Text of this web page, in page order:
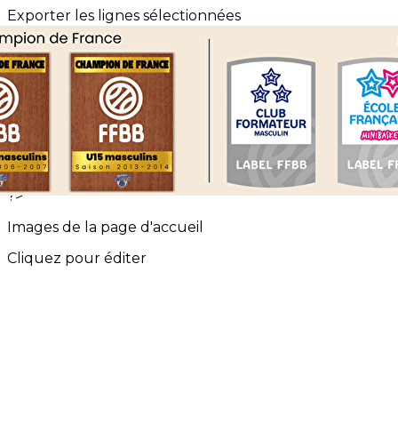
Exporter les lignes sélectionnées
Exporter toutes les colonnes
Exporter uniquement les colonnes affichées
Menu
<
>
Événements Saint Charles Basket
Les évènements EFMB
?>
Images de la page d'accueil
Cliquez pour éditer